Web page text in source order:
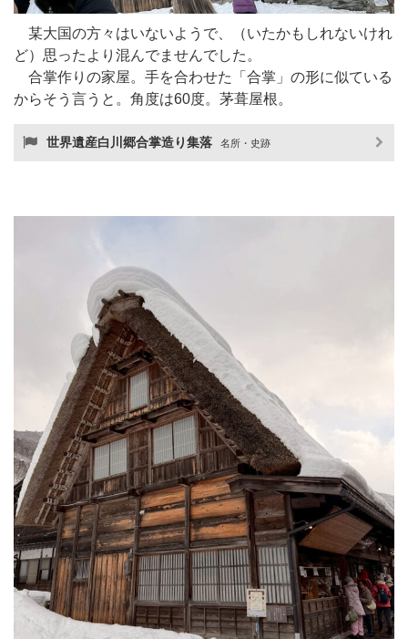
某大国の方々はいないようで、（いたかもしれないけれ
ど）思ったより混んでませんでした。
合掌作りの家屋。手を合わせた「合掌」の形に似ている
からそう言うと。角度は60度。茅葺屋根。
世界遺産白川郷合掌造り集落 名所・史跡